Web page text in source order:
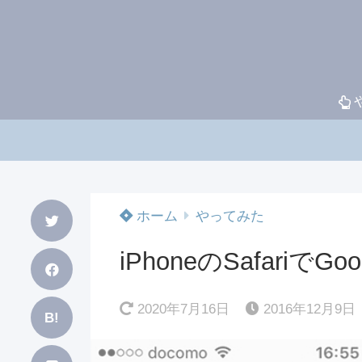
B!
ホーム やってみた
iPhoneのSafariで
2020年7月16日 2016年12月9日